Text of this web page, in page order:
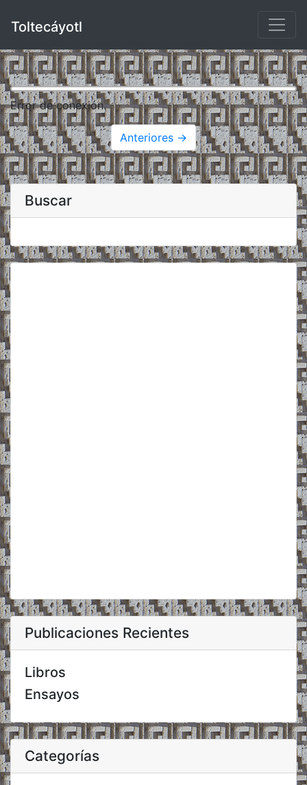
Toltecáyotl
Error de conexión.
Anteriores →
Buscar
Publicaciones Recientes
Libros
Ensayos
Categorías